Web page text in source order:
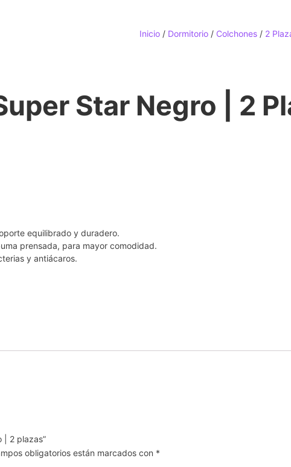
Inicio / Dormitorio / Colchones / 2
Star Negro | 2
equilibrado y duradero.
prensada, para mayor comodidad.
y antiácaros.
| 2 plazas”
obligatorios están marcados con *